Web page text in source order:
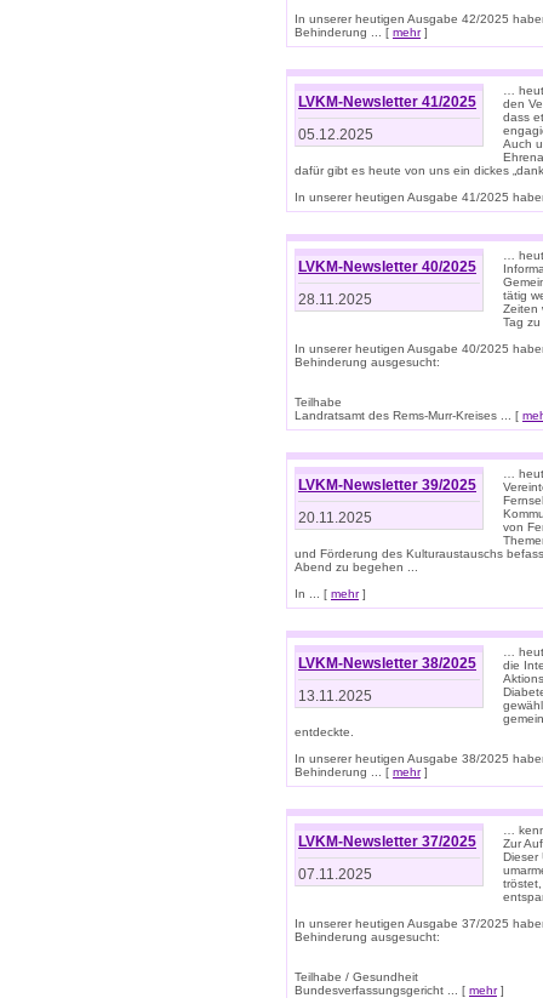
In unserer heutigen Ausgabe 42/2025
Behinderung ... [ mehr]
LVKM-Newsletter 41/2025
05.12.2025
…
den
dass
Auch
dafür gibt es heute von uns ein dickes
In unserer heutigen Ausgabe 41/2025
LVKM-Newsletter 40/2025
28.11.2025
…
tätig
Zeiten
Tag
In unserer heutigen Ausgabe 40/2025
Behinderung ausgesucht:
Teilhabe
Landratsamt des Rems-Murr-Kreises ... [
LVKM-Newsletter 39/2025
20.11.2025
…
von
und Förderung des Kulturaustauschs
Abend zu begehen ...
In ... [ mehr]
LVKM-Newsletter 38/2025
13.11.2025
…
die
entdeckte.
In unserer heutigen Ausgabe 38/2025
Behinderung ... [ mehr]
LVKM-Newsletter 37/2025
07.11.2025
…
Zur
Dieser
In unserer heutigen Ausgabe 37/2025
Behinderung ausgesucht:
Teilhabe / Gesundheit
Bundesverfassungsgericht ... [ mehr]